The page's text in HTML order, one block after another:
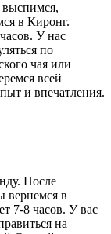
в Киронг.
У нас
по
чая или
всей
и впечатления.
После
вернемся в
7-8 часов. У вас
на